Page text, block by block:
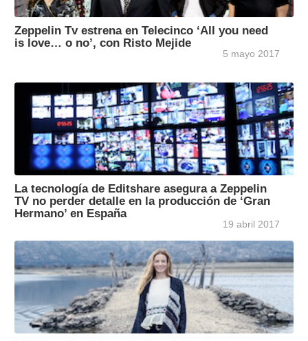
Zeppelin Tv estrena en Telecinco ‘All you need
is love… o no’, con Risto Mejide
5 mayo 2017
La tecnología de Editshare asegura a Zeppelin
TV no perder detalle en la producción de ‘Gran
Hermano’ en España
19 abril 2017